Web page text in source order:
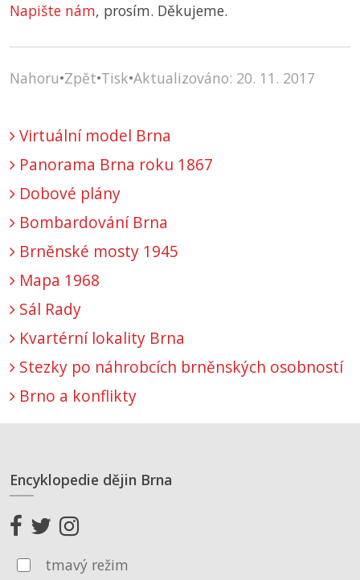
Napište nám, prosím. Děkujeme.
Nahoru•Zpět•Tisk•Aktualizováno: 20. 11. 2017
Virtuální model Brna
Panorama Brna roku 1867
Dobové plány
Bombardování Brna
Brněnské mosty 1945
Mapa 1968
Sál Rady
Kvartérní lokality Brna
Stezky po náhrobcích brněnských osobností
Brno a konflikty
Encyklopedie dějin Brna
tmavý režim